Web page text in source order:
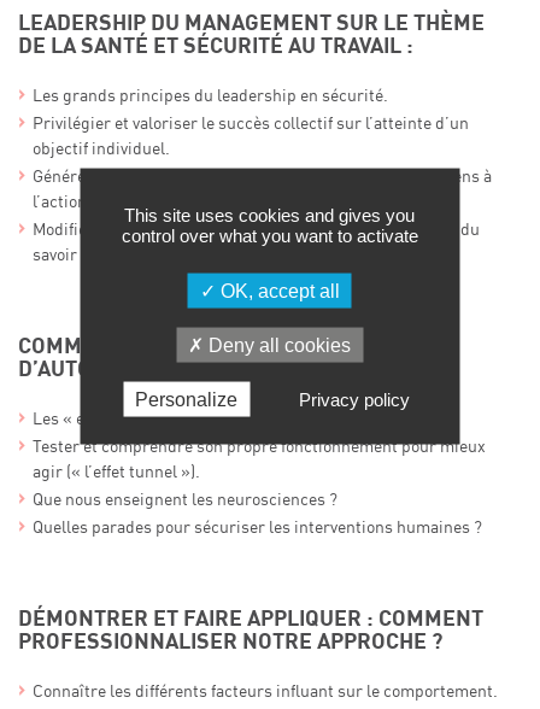
LEADERSHIP DU MANAGEMENT SUR LE THÈME
DE LA SANTÉ ET SÉCURITÉ AU TRAVAIL :
Les grands principes du leadership en sécurité.
Privilégier et valoriser le succès collectif sur l’atteinte d’un
objectif individuel.
Générer l’envie et l’enthousiasme, motiver et donner du sens à
l’action.
Modifier « librement » les comportements : quel est l’état du
savoir actuel ?
COMMENT ÉVITER LES ERREURS
D’AUTOMATISMES ?
Les « experts », une catégorie à part ?
Tester et comprendre son propre fonctionnement pour mieux
agir (« l’effet tunnel »).
Que nous enseignent les neurosciences ?
Quelles parades pour sécuriser les interventions humaines ?
DÉMONTRER ET FAIRE APPLIQUER : COMMENT
PROFESSIONNALISER NOTRE APPROCHE ?
Connaître les différents facteurs influant sur le comportement.
This site uses cookies and gives you
control over what you want to activate
OK, accept all
Deny all cookies
Personalize Privacy policy